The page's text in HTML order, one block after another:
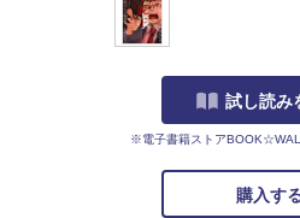
試し読み
※電子書籍ストア
購入す